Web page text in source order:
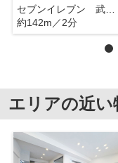
セブンイレブン 武蔵野境1丁目
約142m／2分
エリアの近い